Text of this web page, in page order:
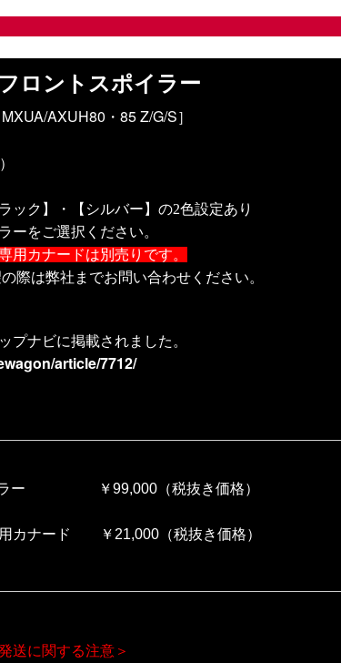
ロントスポイラー
AXUH80・85 Z/G/S］
ク】・【シルバー】の2色設定あり
をご選択ください。
カナードは別売りです。
際は弊社までお問い合わせください。
プナビに掲載されました。
article/7712/
ラー ￥99,000（税抜き価格）
カナード ￥21,000（税抜き価格）
送に関する注意＞